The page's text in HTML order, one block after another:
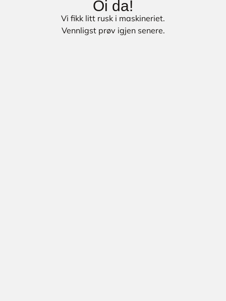
Oi da!
Vi fikk litt rusk i maskineriet.
Vennligst prøv igjen senere.